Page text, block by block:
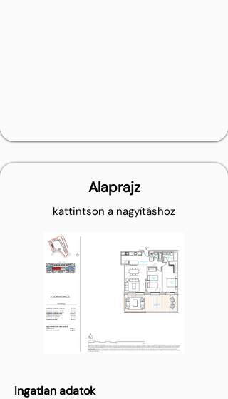
Alaprajz
kattintson a nagyításhoz
Ingatlan adatok